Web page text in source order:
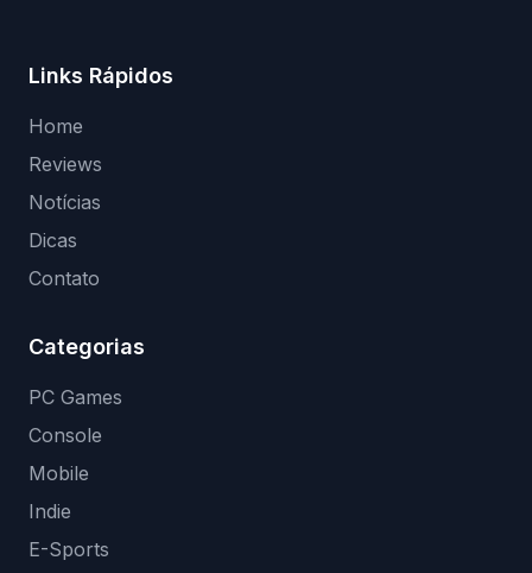
Links Rápidos
Home
Reviews
Notícias
Dicas
Contato
Categorias
PC Games
Console
Mobile
Indie
E-Sports